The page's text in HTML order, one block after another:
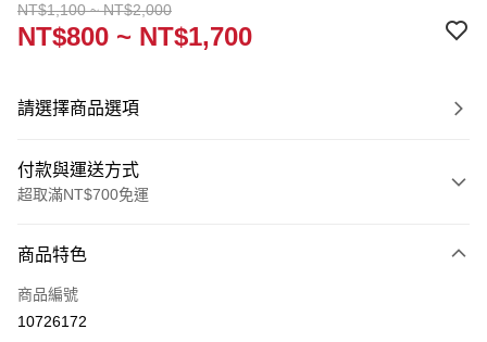
NT$1,100 ~ NT$2,000
NT$800 ~ NT$1,700
請選擇商品選項
付款與運送方式
超取滿NT$700免運
信用卡一次付款
Apple Pay
商品特色
商品編號
10726172